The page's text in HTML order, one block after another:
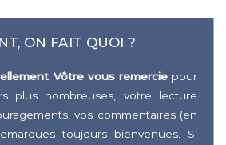
ON FAIT QUOI ?
Vôtre vous remerciepour
plus nombreuses, votre lecture
vos commentaires (en
toujours bienvenues. Si